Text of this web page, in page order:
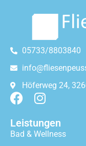
05733/8803840
Höferweg 24,
Leistungen
Bad & Wellness